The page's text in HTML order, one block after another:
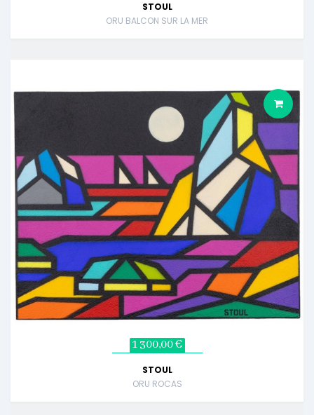
STOUL
ORU BALCON SUR LA MER
1 300,00 €
STOUL
ORU ROCAS